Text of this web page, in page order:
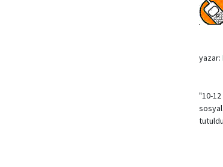
yazar:
"10-12
sosyal